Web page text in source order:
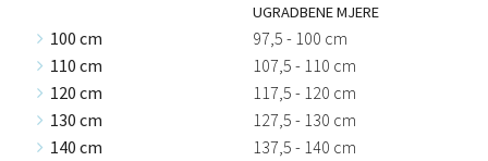
UGRADBENE MJERE
100 cm
97,5 - 100 cm
110 cm
107,5 - 110 cm
120 cm
117,5 - 120 cm
130 cm
127,5 - 130 cm
140 cm
137,5 - 140 cm